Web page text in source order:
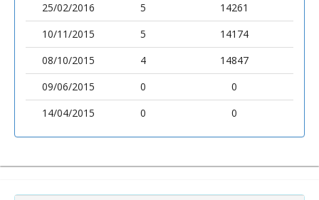
25/02/2016
5
14261
10/11/2015
5
14174
08/10/2015
4
14847
09/06/2015
0
0
14/04/2015
0 0